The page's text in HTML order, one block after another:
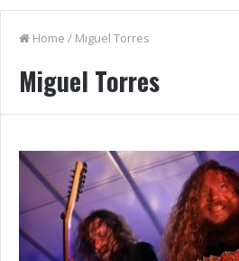
Home / Miguel Torres
Miguel Torres